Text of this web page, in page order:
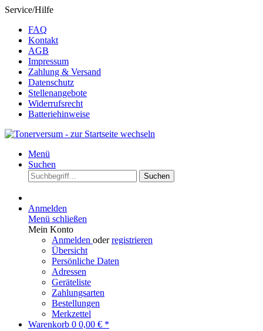
Service/Hilfe
FAQ
Kontakt
AGB
Impressum
Zahlung & Versand
Datenschutz
Stellenangebote
Widerrufsrecht
Batteriehinweise
Menü
Suchen
Suchen
Anmelden
Menü schließen
Mein Konto
Anmelden oderregistrieren
Übersicht
Persönliche Daten
Adressen
Geräteliste
Zahlungsarten
Bestellungen
Merkzettel
Warenkorb 0 0,00 € *